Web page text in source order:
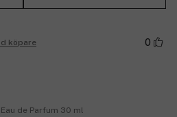
köpare 0
de Parfum 30 ml